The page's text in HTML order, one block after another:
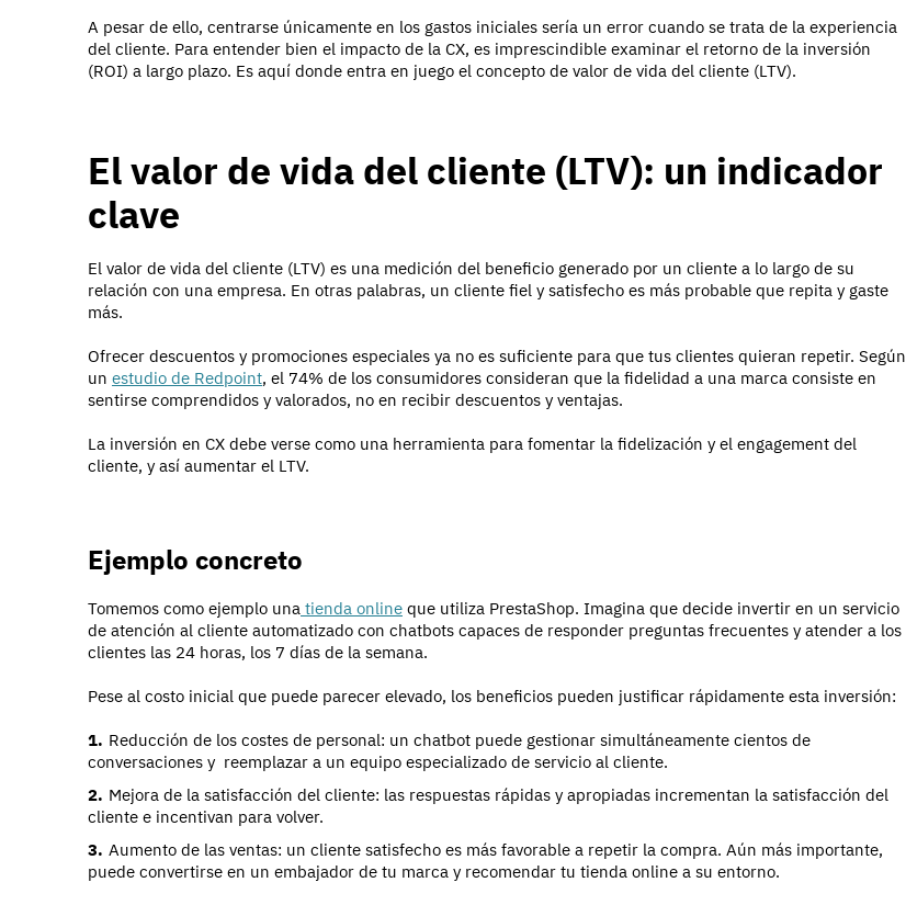
A pesar de ello, centrarse únicamente en los gastos iniciales sería un error cuando se trata de la experiencia
del cliente. Para entender bien el impacto de la CX, es imprescindible examinar el retorno de la inversión
(ROI) a largo plazo. Es aquí donde entra en juego el concepto de valor de vida del cliente (LTV).
El valor de vida del cliente (LTV): un indicador
clave
El valor de vida del cliente (LTV) es una medición del beneficio generado por un cliente a lo largo de su
relación con una empresa. En otras palabras, un cliente fiel y satisfecho es más probable que repita y gaste
más.
Ofrecer descuentos y promociones especiales ya no es suficiente para que tus clientes quieran repetir. Según
un estudio de Redpoint, el 74% de los consumidores consideran que la fidelidad a una marca consiste en
sentirse comprendidos y valorados, no en recibir descuentos y ventajas.
La inversión en CX debe verse como una herramienta para fomentar la fidelización y el engagement del
cliente, y así aumentar el LTV.
Ejemplo concreto
Tomemos como ejemplo una tienda online que utiliza PrestaShop. Imagina que decide invertir en un servicio
de atención al cliente automatizado con chatbots capaces de responder preguntas frecuentes y atender a los
clientes las 24 horas, los 7 días de la semana.
Pese al costo inicial que puede parecer elevado, los beneficios pueden justificar rápidamente esta inversión:
Reducción de los costes de personal: un chatbot puede gestionar simultáneamente cientos de
conversaciones y reemplazar a un equipo especializado de servicio al cliente.
Mejora de la satisfacción del cliente: las respuestas rápidas y apropiadas incrementan la satisfacción del
cliente e incentivan para volver.
Aumento de las ventas: un cliente satisfecho es más favorable a repetir la compra. Aún más importante,
puede convertirse en un embajador de tu marca y recomendar tu tienda online a su entorno.